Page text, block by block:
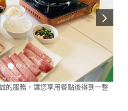
的服務，讓您享用餐點後得到一整